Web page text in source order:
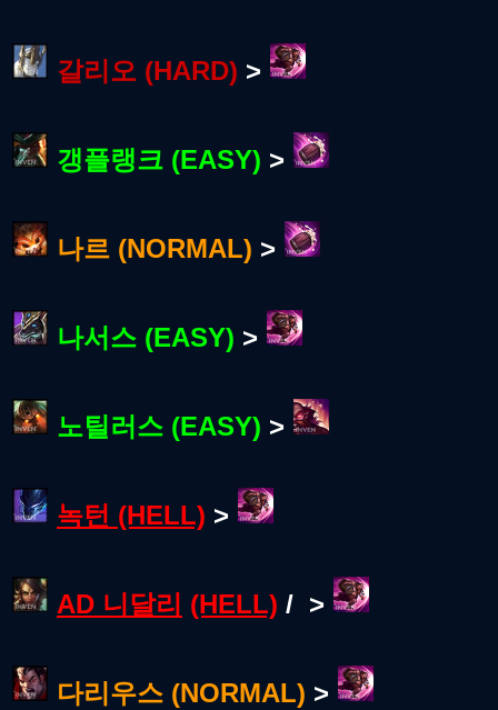
갈리오 (HARD) >
갱플랭크 (EASY) >
나르 (NORMAL) >
나서스 (EASY) >
노틸러스 (EASY) >
녹턴 (HELL) >
AD 니달리 (HELL) / >
다리우스 (NORMAL) >